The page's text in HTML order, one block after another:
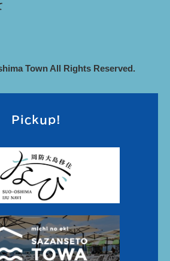
Town All Rights Reserved.